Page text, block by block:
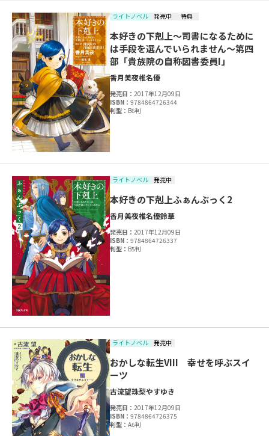
ライトノベル 発売中 特典
本好きの下剋上～司書になるために
は手段を選んでいられません～第四
部「貴族院の自称図書委員I」
香月美夜椎名優
発売日：2017年12月09日
ISBN：9784864726344
判型： B6判
ライトノベル 発売中
本好きの下剋上ふぁんぶっく2
香月美夜椎名優鈴華
発売日：2017年12月09日
ISBN：9784864726337
判型： B5判
ライトノベル 発売中
おかしな転生VIII 幸せを呼ぶスイ
ーツ
古流望珠梨やすゆき
発売日：2017年12月09日
ISBN：9784864726375
判型：A6判